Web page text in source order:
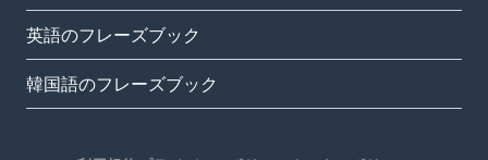
英語のフレーズブック
韓国語のフレーズブック